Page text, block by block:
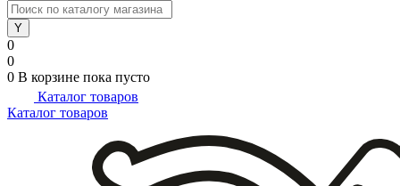
0
0
0 В корзине пока пусто
Каталог товаров
Каталог товаров